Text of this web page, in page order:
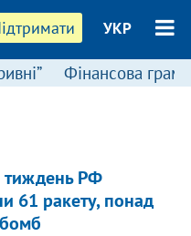
УКР
Фінансова
тиждень РФ
61 ракету, понад